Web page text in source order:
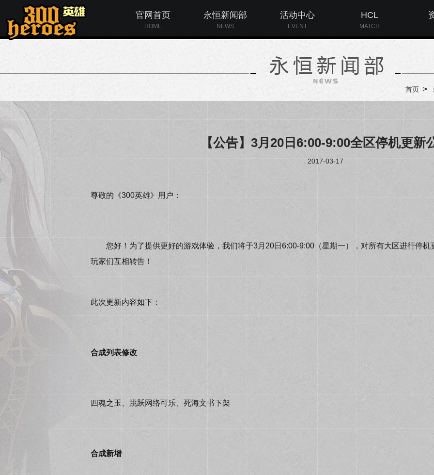
官网首页
HOME
永恒新闻部
NEWS
活动中心
EVENT
HCL
MATCH
首页 >
【公告】3月20日6:00-9:00全区停机更新
2017-03-17
尊敬的《300英雄》用户：
您好！为了提供更好的游戏体验，我们将于3月20日6:00-9:00（星期一），对所有大区进行停机
玩家们互相转告！
此次更新内容如下：
合成列表修改
四魂之玉、跳跃网络可乐、死海文书下架
合成新增